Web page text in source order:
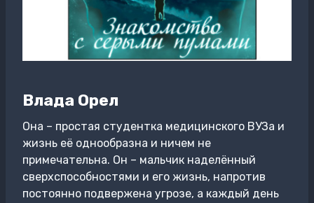
Влада Орел
Она – простая студентка медицинского ВУЗа и
жизнь её однообразна и ничем не
примечательна. Он – мальчик наделённый
сверхспособностями и его жизнь, напротив
постоянно подвержена угрозе, а каждый день